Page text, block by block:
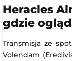
Heracles
gdzie
Transmisja ze
Volendam